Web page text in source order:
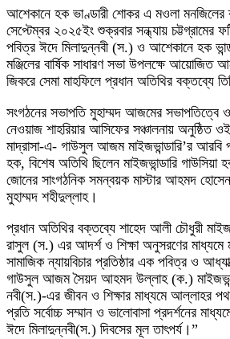
আশেকানে হক ভাণ্ডারী শোকর এ মওলা মনজিলের
সেপ্টেম্বর ২০২৫ইং শুক্রবার সন্ধ্যায় চট্টগ্রামের
পবিত্র ঈদে মিলাদুন্নবী (স.) ও আশেকানে হক
মঞ্জিলের বার্ষিক সাধারণ সভা উপলক্ষে আয়োজিত
জিকরে সেমা মাহফিলে প্রধান অতিথির বক্তব্যে
সংগঠনের সভাপতি মুহাম্মদ আজমের সভাপতিত্বে
নেওয়াজ শাহরিয়ার আসিফের সঞ্চালনায় অনুষ্ঠিত
মাদ্রাসা-এ- গাউসুল আজম মাইজভান্ডারি’র আরবি
হক, বিশেষ অতিথি ছিলেন মাইজভান্ডারি গাউসিয়া
জোনের সাংগঠনিক সমন্বয়ক মাস্টার আহমদ
মুহাম্মদ শহীদুল্লাহ।
প্রধান অতিথির বক্তব্যে শাহেদ আলী চৌধুরী
রাসুল (স.) এর আদর্শ ও শিক্ষা অনুসরণের মাধ্যমে
সামাজিক ন্যায়বিচার প্রতিষ্ঠার এক পবিত্র ও
গাউসুল আজম সৈয়দ আহমদ উল্লাহ (ক.)
নবী(স.)-এর জীবন ও শিক্ষার মাধ্যমে আল্লাহর পথ
প্রতি সর্বোচ্চ সম্মান ও ভালোবাসা প্রদর্শনের
ঈদে মিলাদুন্নবী(স.) দিবসের মূল তাৎপর্য।”